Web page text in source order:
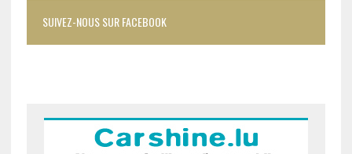
SUIVEZ-NOUS SUR FACEBOOK